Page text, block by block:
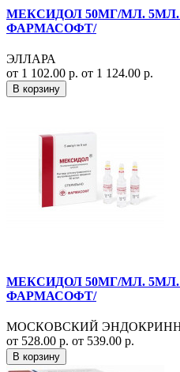
МЕКСИДОЛ 50МГ/МЛ. 5МЛ.
ФАРМАСОФТ/
ЭЛЛАРА
от 1 102.00 р. от 1 124.00 р.
В корзину
МЕКСИДОЛ 50МГ/МЛ. 5МЛ.
ФАРМАСОФТ/
МОСКОВСКИЙ
от 528.00 р. от 539.00 р.
В корзину